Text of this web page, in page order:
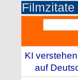
Filmzitate
KI
auf